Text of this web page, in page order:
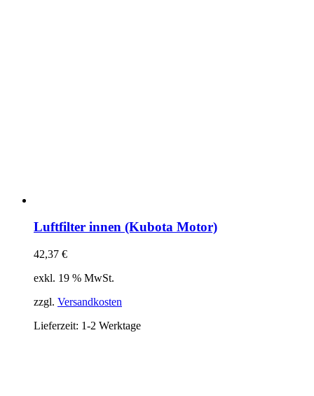
Luftfilter innen (Kubota Motor)
42,37 €
exkl. 19 % MwSt.
zzgl. Versandkosten
Lieferzeit: 1-2 Werktage